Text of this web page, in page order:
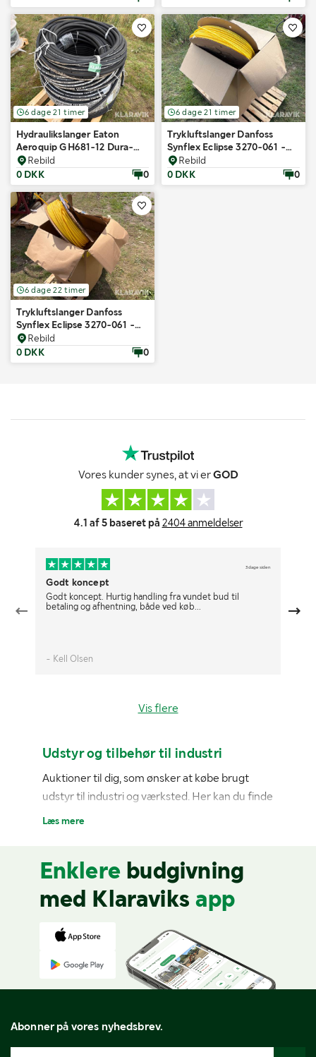
6 dage 21 timer
Hydraulikslanger Eaton
Aeroquip GH681-12 Dura-
Tuff - 19mm - 4 ruller
Rebild
0 DKK
0
6 dage 21 timer
Trykluftslanger Danfoss
Synflex Eclipse 3270-061 -
3/8" 6 ruller
Rebild
0 DKK
0
6 dage 22 timer
Trykluftslanger Danfoss
Synflex Eclipse 3270-061 -
3/8" 6 ruller
Rebild
0 DKK
0
Vores kunder synes, at vi erGOD
4.1 af 5 baseret på 2404 anmeldelser
3 dage siden
Godt koncept
Godt koncept. Hurtig handling fra vundet bud til
betaling og afhentning, både ved køb...
- Kell Olsen
Vis flere
Udstyr og tilbehør til industri
Auktioner til dig, som ønsker at købe brugt
udstyr til industri og værksted. Her kan du finde
industriværktøj og værkstedstilbehør, som er til
her.
Læs mere
Enklere budgivning
med Klaraviks app
Abonner på vores nyhedsbrev.